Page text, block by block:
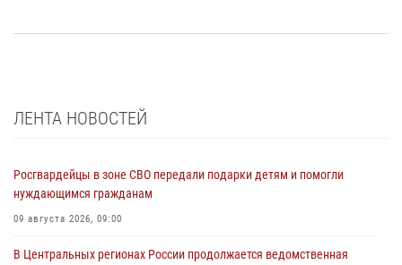
ЛЕНТА НОВОСТЕЙ
Росгвардейцы в зоне СВО передали подарки детям и помогли
нуждающимся гражданам
09 августа 2026, 09:00
В Центральных регионах России продолжается ведомственная